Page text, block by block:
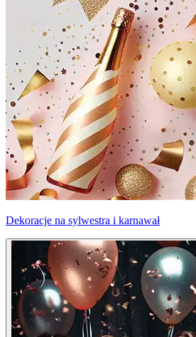
Dekoracje na sylwestra i karnawał